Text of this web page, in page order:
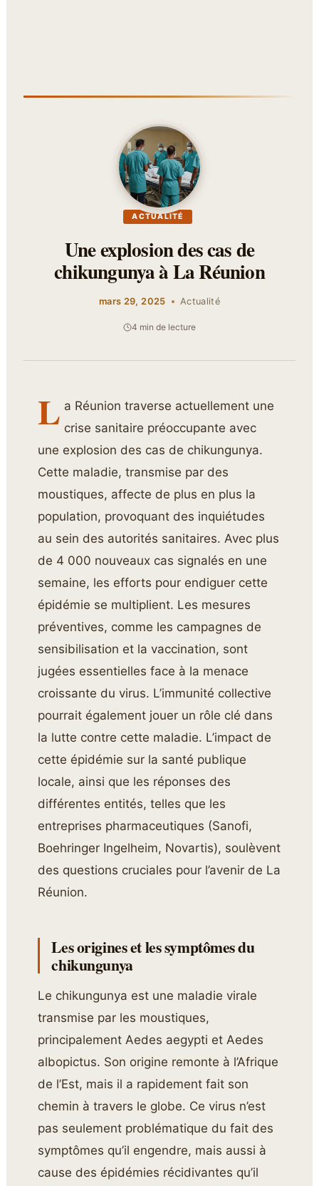
ACTUALITÉ
Une explosion des cas de
chikungunya à La Réunion
mars 29, 2025 Actualité
4 min de lecture
L a Réunion traverse actuellement une
crise sanitaire préoccupante avec
une explosion des cas de chikungunya.
Cette maladie, transmise par des
moustiques, affecte de plus en plus la
population, provoquant des inquiétudes
au sein des autorités sanitaires. Avec plus
de 4 000 nouveaux cas signalés en une
semaine, les efforts pour endiguer cette
épidémie se multiplient. Les mesures
préventives, comme les campagnes de
sensibilisation et la vaccination, sont
jugées essentielles face à la menace
croissante du virus. L’immunité collective
pourrait également jouer un rôle clé dans
la lutte contre cette maladie. L’impact de
cette épidémie sur la santé publique
locale, ainsi que les réponses des
différentes entités, telles que les
entreprises pharmaceutiques (Sanofi,
Boehringer Ingelheim, Novartis), soulèvent
des questions cruciales pour l’avenir de La
Réunion.
Les origines et les symptômes du
chikungunya
Le chikungunya est une maladie virale
transmise par les moustiques,
principalement Aedes aegypti et Aedes
albopictus. Son origine remonte à l’Afrique
de l’Est, mais il a rapidement fait son
chemin à travers le globe. Ce virus n’est
pas seulement problématique du fait des
symptômes qu’il engendre, mais aussi à
cause des épidémies récidivantes qu’il